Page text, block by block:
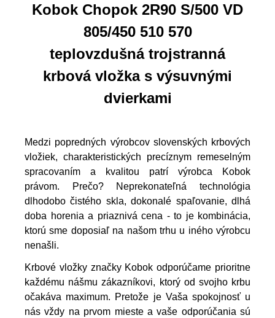
Kobok Chopok 2R90 S/500 VD
805/450 510 570
teplovzdušná trojstranná
krbová vložka s výsuvnými
dvierkami
Medzi popredných výrobcov slovenských krbových
vložiek, charakteristických precíznym remeselným
spracovaním a kvalitou patrí výrobca Kobok
právom. Prečo? Neprekonateľná technológia
dlhodobo čistého skla, dokonalé spaľovanie, dlhá
doba horenia a priaznivá cena - to je kombinácia,
ktorú sme doposiaľ na našom trhu u iného výrobcu
nenašli.
Krbové vložky značky Kobok odporúčame prioritne
každému nášmu zákazníkovi, ktorý od svojho krbu
očakáva maximum. Pretože je Vaša spokojnosť u
nás vždy na prvom mieste a vaše odporúčania sú